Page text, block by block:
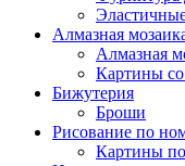
Алмазная
Алмазная
Картины co
Бижутерия
Броши
Рисование по
Картины